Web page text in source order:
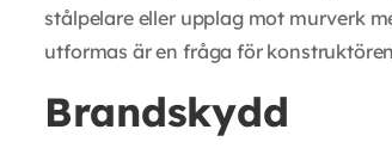
stålpelare eller upplag mot murverk
utformas är en fråga för
Brandskydd